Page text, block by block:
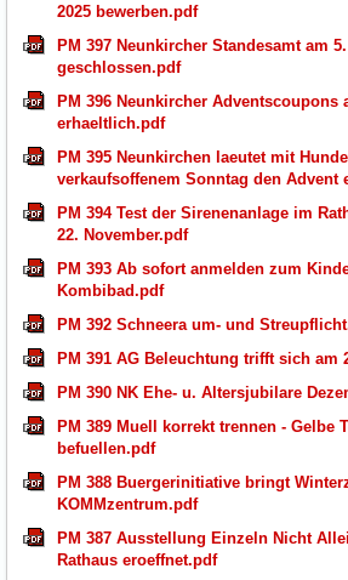
2025 bewerben.pdf
PM 397 Neunkircher Standesamt am
geschlossen.pdf
PM 396 Neunkircher Adventscoupons
erhaeltlich.pdf
PM 395 Neunkirchen laeutet mit
verkaufsoffenem Sonntag den Advent
PM 394 Test der Sirenenanlage im
22. November.pdf
PM 393 Ab sofort anmelden zum
Kombibad.pdf
PM 392 Schneera um- und
PM 391 AG Beleuchtung trifft sich am
PM 390 NK Ehe- u. Altersjubilare
PM 389 Muell korrekt trennen - Gelbe
befuellen.pdf
PM 388 Buergerinitiative bringt
KOMMzentrum.pdf
PM 387 Ausstellung Einzeln Nicht
Rathaus eroeffnet.pdf